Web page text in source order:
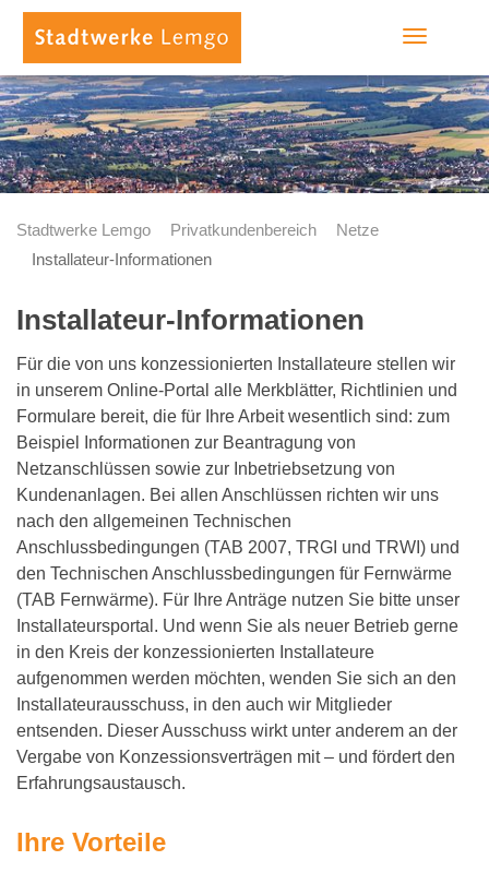
Toggle
Stadtwerke Lemgo Privatkundenbereich
Netze
Installateur-Informationen
Installateur-Informationen
Für die von uns konzessionierten Installateure stellen wir
in unserem Online-Portal alle Merkblätter, Richtlinien und
Formulare bereit, die für Ihre Arbeit wesentlich sind: zum
Beispiel Informationen zur Beantragung von
Netzanschlüssen sowie zur Inbetriebsetzung von
Kundenanlagen. Bei allen Anschlüssen richten wir uns
nach den allgemeinen Technischen
Anschlussbedingungen (TAB 2007, TRGI und TRWI) und
den Technischen Anschlussbedingungen für Fernwärme
(TAB Fernwärme). Für Ihre Anträge nutzen Sie bitte unser
Installateursportal. Und wenn Sie als neuer Betrieb gerne
in den Kreis der konzessionierten Installateure
aufgenommen werden möchten, wenden Sie sich an den
Installateurausschuss, in den auch wir Mitglieder
entsenden. Dieser Ausschuss wirkt unter anderem an der
Vergabe von Konzessionsverträgen mit – und fördert den
Erfahrungsaustausch.
Ihre Vorteile